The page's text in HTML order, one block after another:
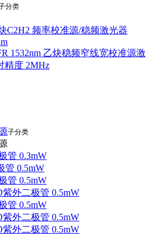
分类
C2H2 频率校准源/稳频激光器
1532nm 乙炔稳频窄线宽校准源激
精度 2MHz
子分类
管 0.3mW
管 0.5mW
管 0.5mW
紫外二极管 0.5mW
管 0.5mW
紫外二极管 0.5mW
外二极管 0.5mW